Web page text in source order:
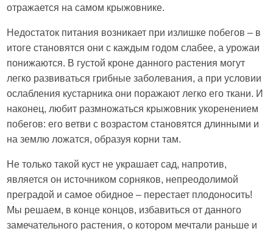
отражается на самом крыжовнике.
Недостаток питания возникает при излишке побегов – в
итоге становятся они с каждым годом слабее, а урожаи
понижаются. В густой кроне данного растения могут
легко развиваться грибные заболевания, а при условии
ослабления кустарника они поражают легко его ткани. И
наконец, любит размножаться крыжовник укоренением
побегов: его ветви с возрастом становятся длинными и
на землю ложатся, образуя корни там.
Не только такой куст не украшает сад, напротив,
является он источником сорняков, непреодолимой
преградой и самое обидное – перестает плодоносить!
Мы решаем, в конце концов, избавиться от данного
замечательного растения, о котором мечтали раньше и